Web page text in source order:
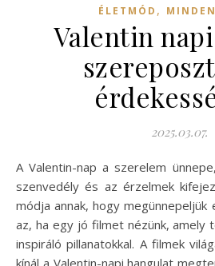
ÉLETMÓD ,
Valentin
2025.03.07.
A Valentin-nap a szerelem ünnepe, amely a romantika, a
szenvedély és az érzelmek
módja annak, hogy
az, ha egy jó filmet nézünk, amely
inspiráló pillanatokkal. A filmek
kínál a Valentin-napi hangulat